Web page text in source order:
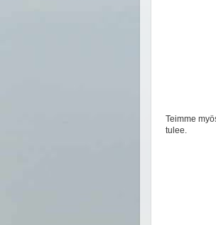
Teimme
tulee.